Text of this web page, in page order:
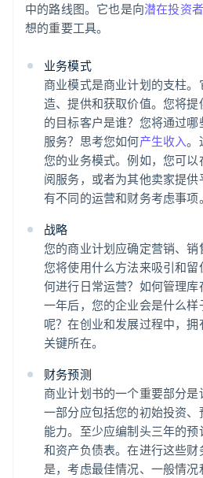
中的路线图。它也是向潜在投资者
想的重要工具。
业务模式
商业模式是商业计划的支柱
造、提供和获取价值。您将
的目标客户是谁？您将通过
服务？思考您如何产生收入。
您的业务模式。例如，您可
阅服务，或者为其他卖家提
有不同的运营和财务考虑事项。
战略
您的商业计划应确定营销、销
您将使用什么方法来吸引和
何进行日常运营？如何管理库
一年后，您的企业会是什么
呢？在创业和发展过程中，
关键所在。
财务预测
商业计划书的一个重要部分
一部分应包括您的初始投资
能力。至少应编制头三年的
和资产负债表。在进行这些
是，考虑最佳情况、一般情况